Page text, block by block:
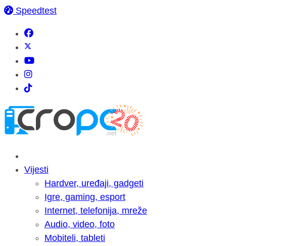
Speedtest
Vijesti
Hardver, uređaji, gadgeti
Igre, gaming, esport
Internet, telefonija, mreže
Audio, video, foto
Mobiteli, tableti